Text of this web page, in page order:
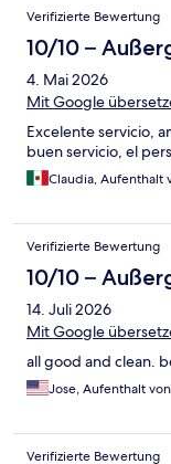
Verifizierte Bewertung
10/10 –
4. Mai 2026
Mit Google
Excelente servicio,
buen servicio, el
Claudia, Aufenthalt
Verifizierte Bewertung
10/10 –
14. Juli 2026
Mit Google
all good and clean.
Jose, Aufenthalt
Verifizierte Bewertung